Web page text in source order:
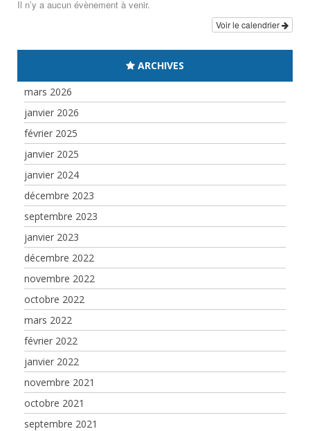
Il n’y a aucun évènement à venir.
Voir le calendrier
ARCHIVES
mars 2026
janvier 2026
février 2025
janvier 2025
janvier 2024
décembre 2023
septembre 2023
janvier 2023
décembre 2022
novembre 2022
octobre 2022
mars 2022
février 2022
janvier 2022
novembre 2021
octobre 2021
septembre 2021